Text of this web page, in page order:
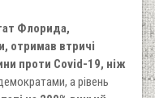
Флорида,
отримав втричі
проти Covid-19, ніж
а рівень